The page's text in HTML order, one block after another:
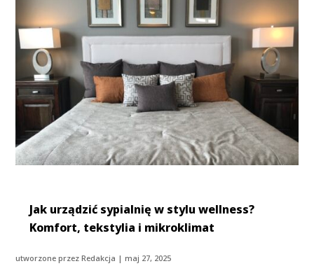
Jak urządzić sypialnię w stylu wellness?
Komfort, tekstylia i mikroklimat
utworzone przezRedakcja |maj 27, 2025